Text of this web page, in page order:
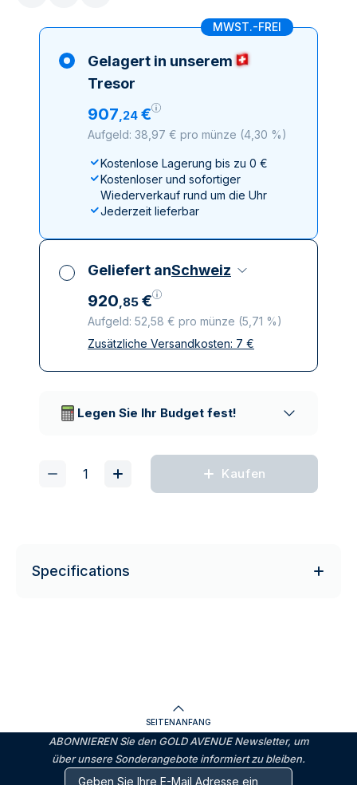
MWST.-FREI
Gelagert in unserem
Tresor
907,24 €
Aufgeld: 38,97 € pro münze (4,30 %)
Kostenlose Lagerung bis zu 0 €
Kostenloser und sofortiger
Wiederverkauf rund um die Uhr
Jederzeit lieferbar
Geliefert anSchweiz
920,85 €
Aufgeld: 52,58 € pro münze (5,71 %)
Alle Steuern inbegriffen
Zusätzliche Versandkosten: 7 €
Legen Sie Ihr Budget fest!
Kaufen
Specifications
SEITENANFANG
ABONNIEREN Sie den GOLD AVENUE Newsletter, um
über unsere Sonderangebote informiert zu bleiben.